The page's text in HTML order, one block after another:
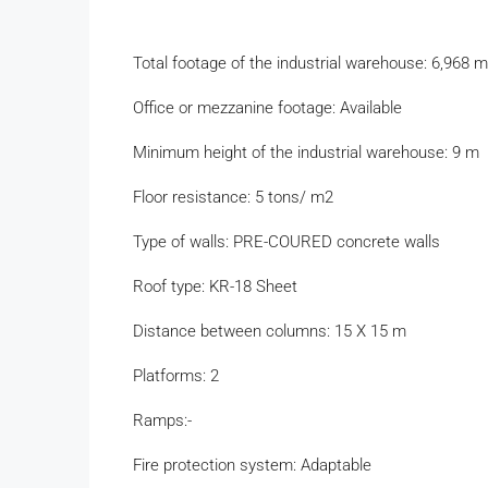
Total footage of the industrial warehouse: 6,968
Office or mezzanine footage: Available
Minimum height of the industrial warehouse: 9 m
Floor resistance: 5 tons/ m2
Type of walls: PRE-COURED concrete walls
Roof type: KR-18 Sheet
Distance between columns: 15 X 15 m
Platforms: 2
Ramps:-
Fire protection system: Adaptable